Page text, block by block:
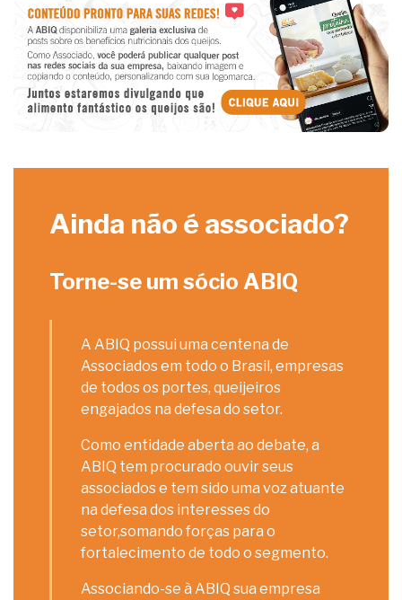
Ainda não é associado?
Torne-se um sócio ABIQ
A ABIQ possui uma centena de
Associados em todo o Brasil, empresas
de todos os portes, queijeiros
engajados na defesa do setor.
Como entidade aberta ao debate, a
ABIQ tem procurado ouvir seus
associados e tem sido uma voz atuante
na defesa dos interesses do
setor,somando forças para o
fortalecimento de todo o segmento.
Associando-se à ABIQ sua empresa